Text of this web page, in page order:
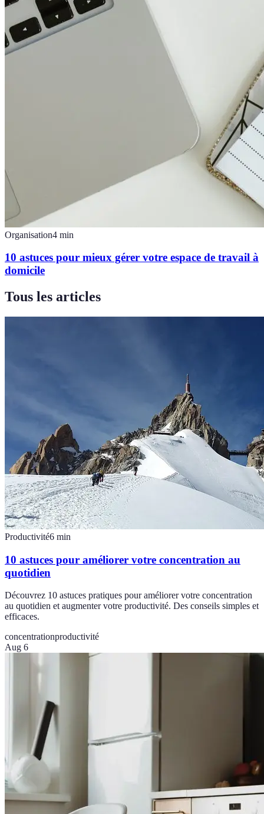
Organisation4 min
10 astuces pour mieux gérer votre espace de travail à
domicile
Tous les articles
Productivité6 min
10 astuces pour améliorer votre concentration au
quotidien
Découvrez 10 astuces pratiques pour améliorer votre concentration
au quotidien et augmenter votre productivité. Des conseils simples et
efficaces.
concentrationproductivité
Aug 6